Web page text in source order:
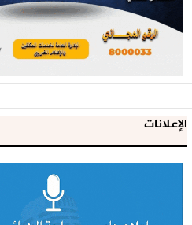
الإعلانات